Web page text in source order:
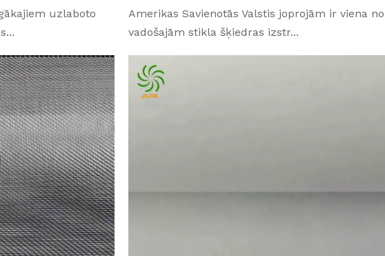
uzlaboto
Amerikas Savienotās Valstis joprojām ir viena no
vadošajām stikla šķiedras izstr...